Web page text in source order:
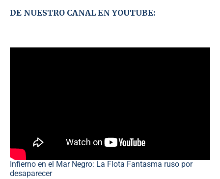
DE NUESTRO CANAL EN YOUTUBE:
Infierno en el Mar Negro: La Flota Fantasma ruso por
desaparecer